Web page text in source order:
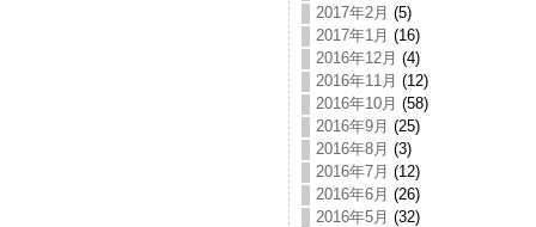
2017年2月 (5)
2017年1月 (16)
2016年12月 (4)
2016年11月 (12)
2016年10月 (58)
2016年9月 (25)
2016年8月 (3)
2016年7月 (12)
2016年6月 (26)
2016年5月 (32)